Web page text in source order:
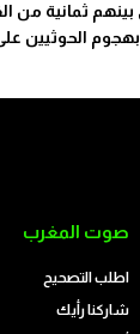
بينهم ثمانية من
بهجوم الحوثيين
صوت المغرب
اطلب التصحيح
شاركنا رأيك